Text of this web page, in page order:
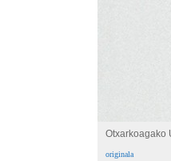
Otxarkoagako
originala